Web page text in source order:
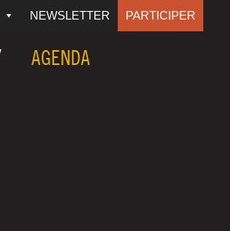
NEWSLETTER PARTICIPER
AGENDA